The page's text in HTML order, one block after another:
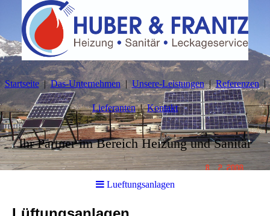
Startseite Das-Unternehmen Unsere-Leistungen Referenzen
Lieferanten Kontakt
Ihr Partner im Bereich Heizung und Sanitär
Lueftungsanlagen